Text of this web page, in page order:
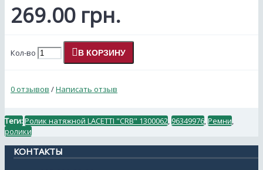
269.00 грн.
Кол-во В КОРЗИНУ
0 отзывов /Написать отзыв
Теги:Ролик натяжной LACETTI "CRB" 1300062 96349976 Ремни
ролики
КОНТАКТЫ